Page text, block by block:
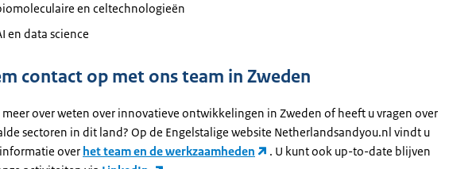
en celtechnologieën
en data science
contact op met ons team in Zweden
over weten over innovatieve ontwikkelingen in Zweden of heeft u vragen over
sectoren in dit land? Op de Engelstalige website Netherlandsandyou.nl vindt u
over het team en de werkzaamheden
. U kunt ook up-to-date blijven